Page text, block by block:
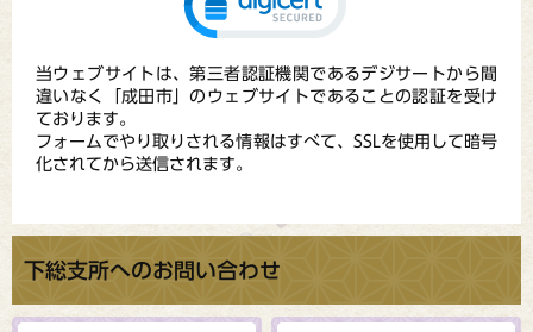
当ウェブサイトは、第三者認証機関であるデジサートから間
違いなく「成田市」のウェブサイトであることの認証を受け
ております。
フォームでやり取りされる情報はすべて、SSLを使用して暗号
化されてから送信されます。
下総支所へのお問い合わせ